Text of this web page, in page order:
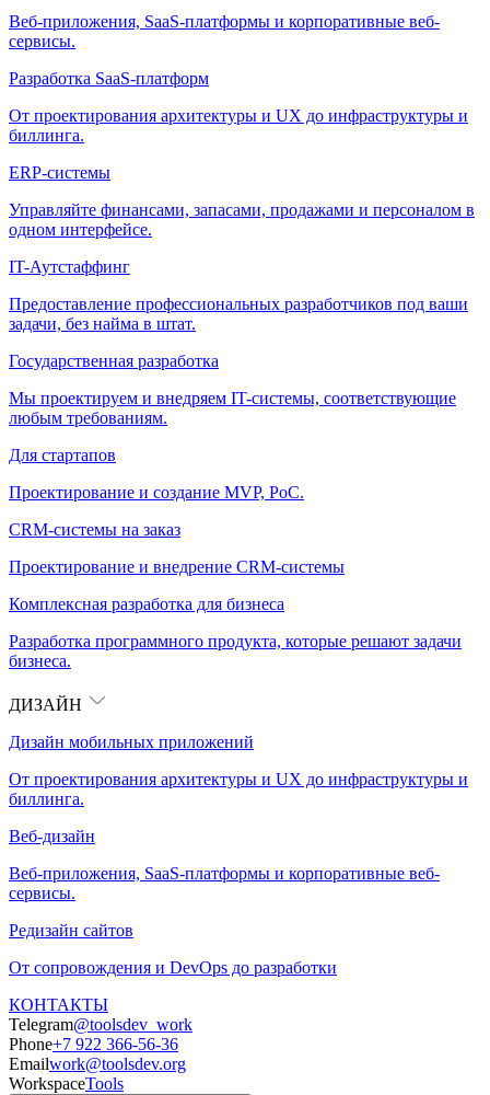
Веб-приложения, SaaS-платформы и корпоративные веб-
сервисы.
Разработка SaaS-платформ
От проектирования архитектуры и UX до инфраструктуры и
биллинга.
ERP-системы
Управляйте финансами, запасами, продажами и персоналом в
одном интерфейсе.
IT-Аутстаффинг
Предоставление профессиональных разработчиков под ваши
задачи, без найма в штат.
Государственная разработка
Мы проектируем и внедряем IT-системы, соответствующие
любым требованиям.
Для стартапов
Проектирование и создание MVP, PoC.
CRM-системы на заказ
Проектирование и внедрение CRM-системы
Комплексная разработка для бизнеса
Разработка программного продукта, которые решают задачи
бизнеса.
ДИЗАЙН
Дизайн мобильных приложений
От проектирования архитектуры и UX до инфраструктуры и
биллинга.
Веб-дизайн
Веб-приложения, SaaS-платформы и корпоративные веб-
сервисы.
Редизайн сайтов
От сопровождения и DevOps до разработки
КОНТАКТЫ
Telegram@toolsdev_work
Phone+7 922 366-56-36
Emailwork@toolsdev.org
WorkspaceTools